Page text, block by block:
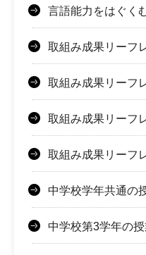
言語能力をはぐく
取組み成果リーフ
取組み成果リーフ
取組み成果リーフ
取組み成果リーフ
中学校学年共通の
中学校第3学年の